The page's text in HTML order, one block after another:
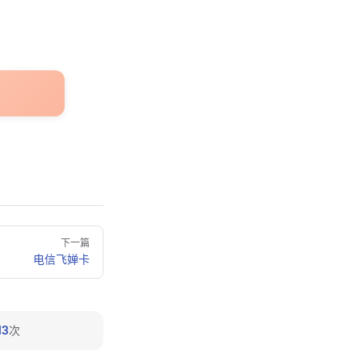
下一篇
电信飞婵卡
次